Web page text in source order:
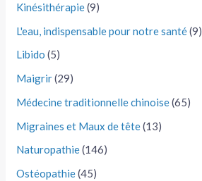
Kinésithérapie(9)
L'eau, indispensable pour notre santé(9)
Libido (5)
Maigrir(29)
Médecine traditionnelle chinoise(65)
Migraines et Maux de tête(13)
Naturopathie(146)
Ostéopathie(45)